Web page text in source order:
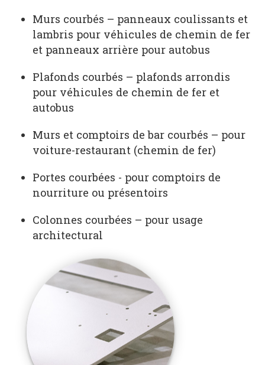
Murs courbés – panneaux coulissants et
lambris pour véhicules de chemin de fer
et panneaux arrière pour autobus
Plafonds courbés – plafonds arrondis
pour véhicules de chemin de fer et
autobus
Murs et comptoirs de bar courbés – pour
voiture-restaurant (chemin de fer)
Portes courbées - pour comptoirs de
nourriture ou présentoirs
Colonnes courbées – pour usage
architectural